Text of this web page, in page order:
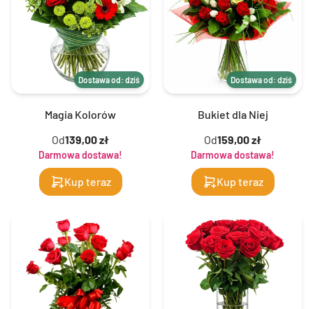
Dostawa od: dziś
Magia Kolorów
Od139,00 zł
Darmowa dostawa!
Kup teraz
Dostawa od: dziś
Bukiet dla Niej
Od159,00 zł
Darmowa dostawa!
Kup teraz